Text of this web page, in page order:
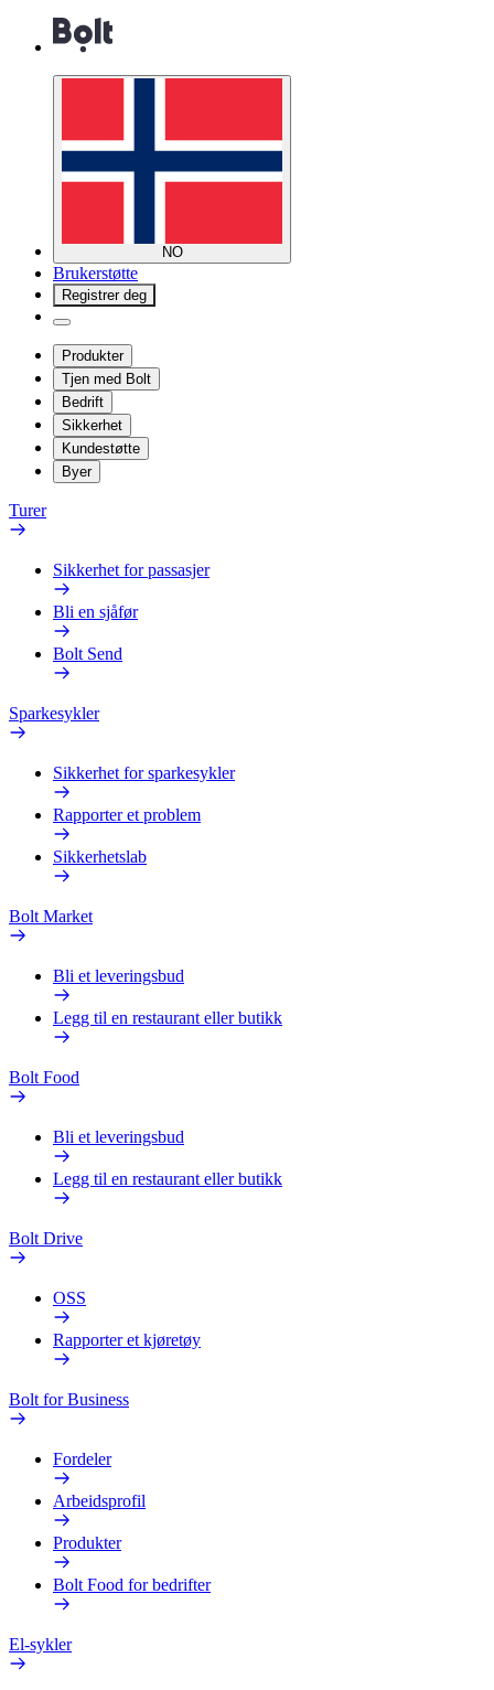
NO
Brukerstøtte
Registrer deg
Produkter
Tjen med Bolt
Bedrift
Sikkerhet
Kundestøtte
Byer
Turer
Sikkerhet for passasjer
Bli en sjåfør
Bolt Send
Sparkesykler
Sikkerhet for sparkesykler
Rapporter et problem
Sikkerhetslab
Bolt Market
Bli et leveringsbud
Legg til en restaurant eller butikk
Bolt Food
Bli et leveringsbud
Legg til en restaurant eller butikk
Bolt Drive
OSS
Rapporter et kjøretøy
Bolt for Business
Fordeler
Arbeidsprofil
Produkter
Bolt Food for bedrifter
El-sykler